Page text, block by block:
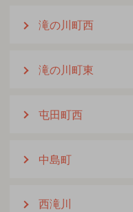
滝の川町西
滝の川町東
屯田町西
中島町
西滝川